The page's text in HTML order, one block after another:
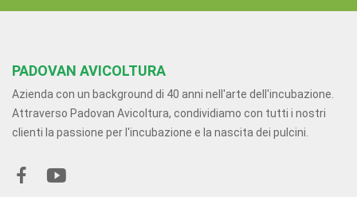
PADOVAN AVICOLTURA
Azienda con un background di 40 anni nell'arte dell'incubazione.
Attraverso Padovan Avicoltura, condividiamo con tutti i nostri
clienti la passione per l'incubazione e la nascita dei pulcini.